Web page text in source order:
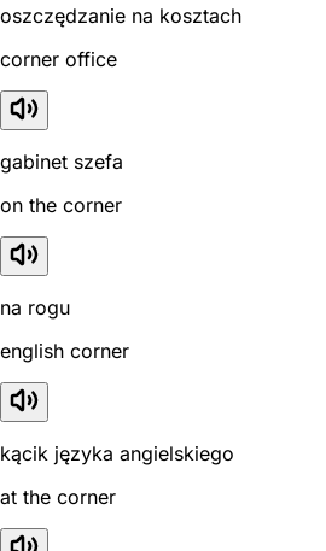
oszczędzanie na kosztach
corner office
gabinet szefa
on the corner
na rogu
english corner
kącik języka angielskiego
at the corner